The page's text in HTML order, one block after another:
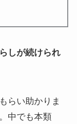
しが続けられ
らい助かりま
中でも本類